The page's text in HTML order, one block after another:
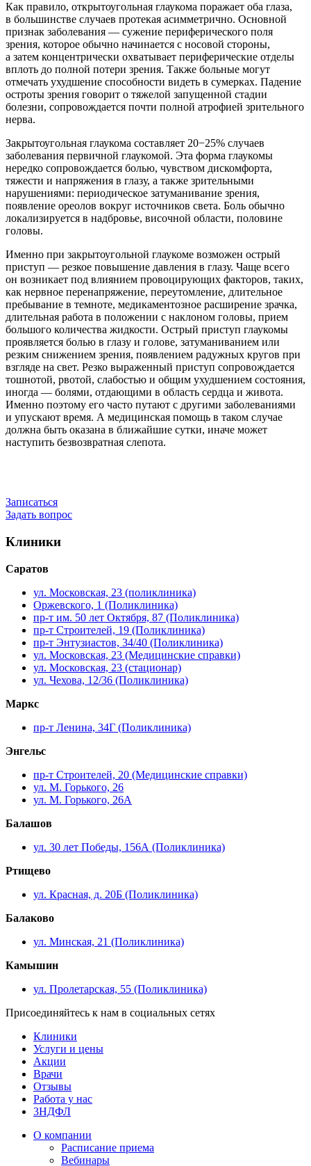
Как правило, открытоугольная глаукома поражает оба глаза,
в большинстве случаев протекая асимметрично. Основной
признак заболевания — сужение периферического поля
зрения, которое обычно начинается с носовой стороны,
а затем концентрически охватывает периферические отделы
вплоть до полной потери зрения. Также больные могут
отмечать ухудшение способности видеть в сумерках. Падение
остроты зрения говорит о тяжелой запущенной стадии
болезни, сопровождается почти полной атрофией зрительного
нерва.
Закрытоугольная глаукома составляет 20−25% случаев
заболевания первичной глаукомой. Эта форма глаукомы
нередко сопровождается болью, чувством дискомфорта,
тяжести и напряжения в глазу, а также зрительными
нарушениями: периодическое затуманивание зрения,
появление ореолов вокруг источников света. Боль обычно
локализируется в надбровье, височной области, половине
головы.
Именно при закрытоугольной глаукоме возможен острый
приступ — резкое повышение давления в глазу. Чаще всего
он возникает под влиянием провоцирующих факторов, таких,
как нервное перенапряжение, переутомление, длительное
пребывание в темноте, медикаментозное расширение зрачка,
длительная работа в положении с наклоном головы, прием
большого количества жидкости. Острый приступ глаукомы
проявляется болью в глазу и голове, затуманиванием или
резким снижением зрения, появлением радужных кругов при
взгляде на свет. Резко выраженный приступ сопровождается
тошнотой, рвотой, слабостью и общим ухудшением состояния,
иногда — болями, отдающими в область сердца и живота.
Именно поэтому его часто путают с другими заболеваниями
и упускают время. А медицинская помощь в таком случае
должна быть оказана в ближайшие сутки, иначе может
наступить безвозвратная слепота.
Записаться
Задать вопрос
Клиники
Саратов
ул. Московская, 23 (поликлиника)
Оржевского, 1 (Поликлиника)
пр-т им. 50 лет Октября, 87 (Поликлиника)
пр-т Строителей, 19 (Поликлиника)
пр-т Энтузиастов, 34/40 (Поликлиника)
ул. Московская, 23 (Медицинские справки)
ул. Московская, 23 (стационар)
ул. Чехова, 12/36 (Поликлиника)
Маркс
пр-т Ленина, 34Г (Поликлиника)
Энгельс
пр-т Строителей, 20 (Медицинские справки)
ул. М. Горького, 26
ул. М. Горького, 26А
Балашов
ул. 30 лет Победы, 156А (Поликлиника)
Ртищево
ул. Красная, д. 20Б (Поликлиника)
Балаково
ул. Минская, 21 (Поликлиника)
Камышин
ул. Пролетарская, 55 (Поликлиника)
Присоединяйтесь к нам в социальных сетях
Клиники
Услуги и цены
Акции
Врачи
Отзывы
Работа у нас
3НДФЛ
О компании
Расписание приема
Вебинары